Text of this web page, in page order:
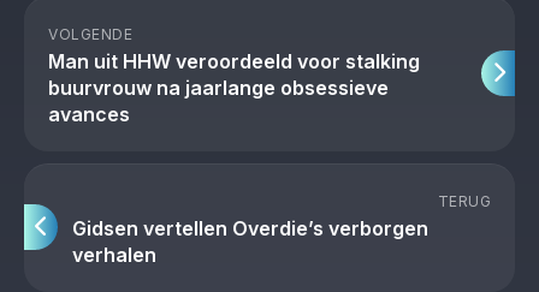
VOLGENDE
Man uit HHW veroordeeld voor stalking
buurvrouw na jaarlange obsessieve
avances
TERUG
Gidsen vertellen Overdie’s verborgen
verhalen